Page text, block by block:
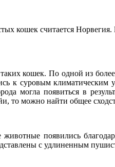
кошек считается
кошек. По одной из
к суровым
могла появиться в
то можно найти общее
появились
с удлиненным